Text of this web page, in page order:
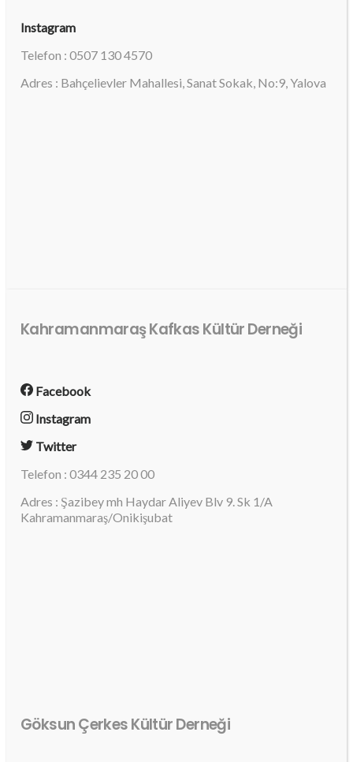
Instagram
Telefon : 0507 130 4570
Adres : Bahçelievler Mahallesi, Sanat Sokak, No:9, Yalova
Kahramanmaraş Kafkas Kültür Derneği
Facebook
Instagram
Twitter
Telefon : 0344 235 20 00
Adres : Şazibey mh Haydar Aliyev Blv 9. Sk 1/A
Kahramanmaraş/Onikişubat
Göksun Çerkes Kültür Derneği